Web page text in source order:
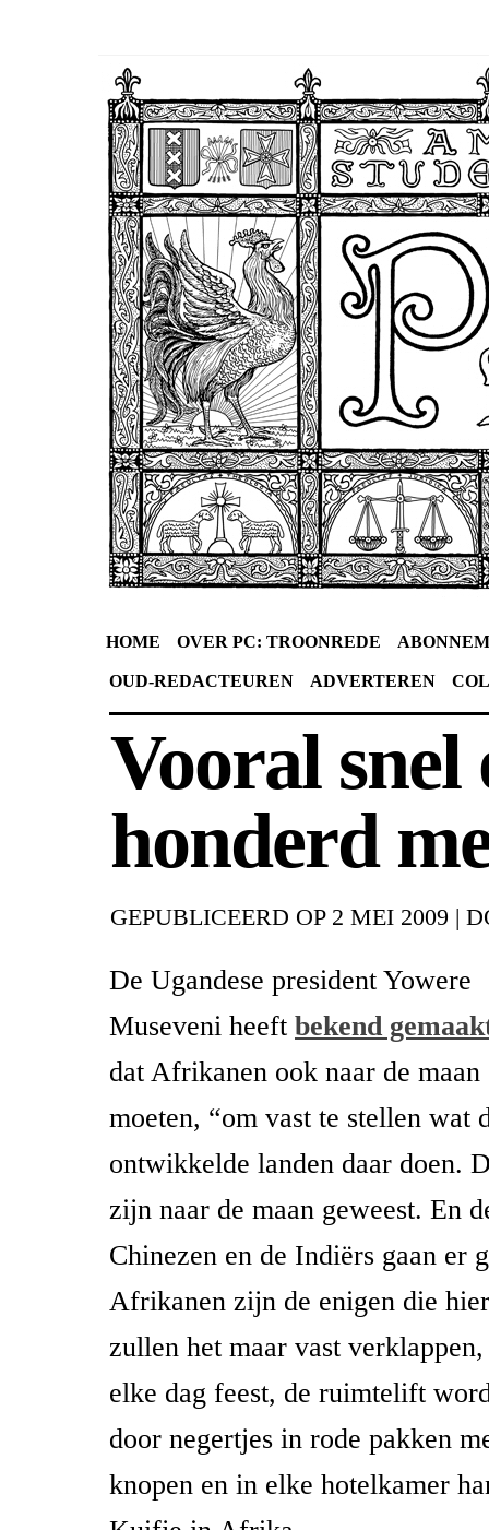
HOME OVER PC: TROONREDE
OUD-REDACTEUREN ADVERTEREN
Vooral snel
honderd
GEPUBLICEERD OP 2 MEI 2009 |
De Ugandese president Yowere
Museveni heeft bekend
dat Afrikanen ook naar de maan
moeten, “om vast te stellen wat
ontwikkelde landen daar doen.
zijn naar de maan geweest. En
Chinezen en de Indiërs gaan er
Afrikanen zijn de enigen die
zullen het maar vast
elke dag feest, de ruimtelift
door negertjes in rode pakken
knopen en in elke hotelkamer